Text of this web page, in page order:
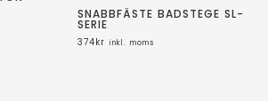
SNABBFÄSTE BADSTEGE SL-
SERIE
374kr inkl. moms